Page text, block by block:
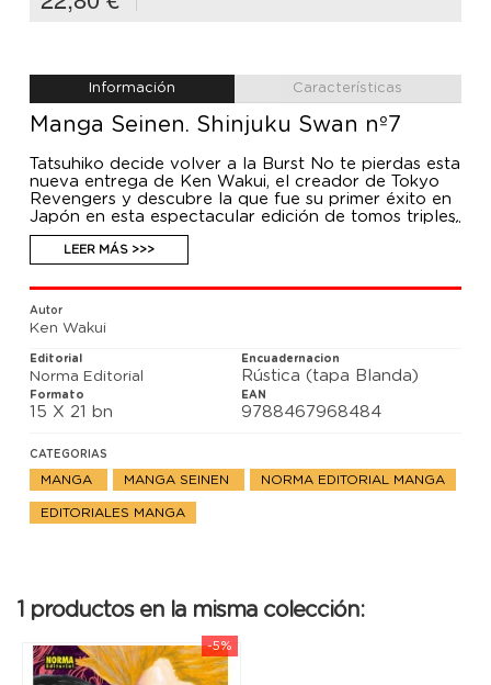
Información Características
Manga Seinen. Shinjuku Swan nº7
Tatsuhiko decide volver a la Burst No te pierdas esta
nueva entrega de Ken Wakui, el creador de Tokyo
Revengers y descubre la que fue su primer éxito en
Japón en esta espectacular edición de tomos triples.
Tatsuhiko decide volver a la Burst después de ver la
brutalidad y la violencia que esconden los clubs de
host, pero no será fácil que vuelvan a admitirlo.
Aunque en un primer momento será bien recibido en
la Burst, la misión que le piden para su retorno no
será nada fácil: Tatsuhiko tendrá que infiltrarse en la
LEER MÁS >>>
Autor
Ken Wakui
Editorial
Norma Editorial
Encuadernacion
Rústica (tapa Blanda)
Formato
15 X 21 bn
EAN
9788467968484
CATEGORIAS
MANGA MANGA SEINEN NORMA EDITORIAL MANGA
EDITORIALES MANGA
1 productos en la misma colección:
-5%